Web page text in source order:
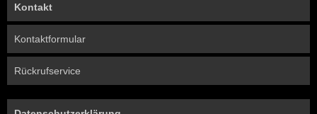
Kontakt
Kontaktformular
Rückrufservice